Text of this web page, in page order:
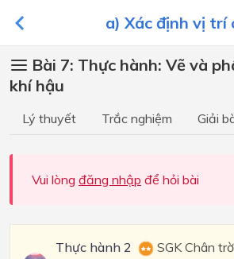
a) Xác định vị trí
Bài 7: Thực hành: Vẽ và
khí hậu
Lý thuyết Trắc nghiệm Giải
Vui lòng đăng nhập để hỏi bài
Thực hành 2
SGK Chân